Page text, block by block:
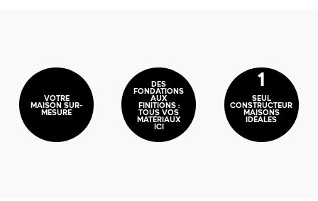
VOTRE
MAISON SUR-
MESURE
DES
FONDATIONS
AUX
FINITIONS :
TOUS VOS
MATÉRIAUX
ICI
1
SEUL
CONSTRUCTEUR
MAISONS
IDÉALES